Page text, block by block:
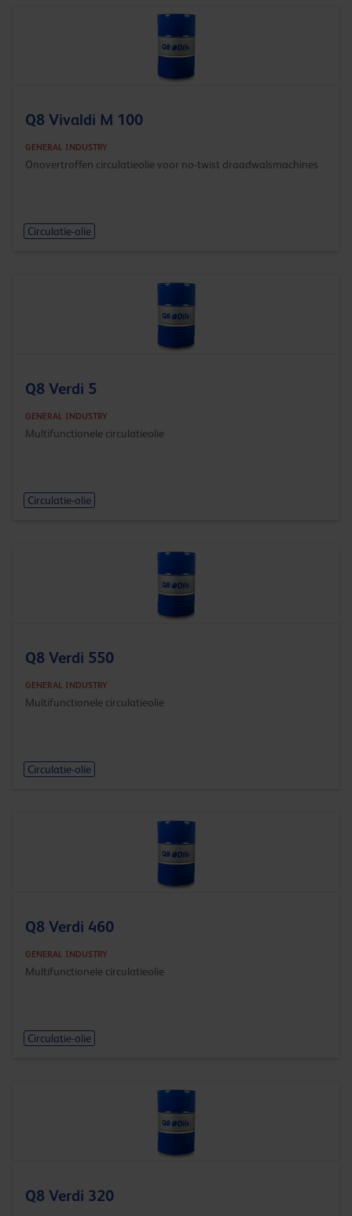
Q8 Vivaldi M 100
GENERAL INDUSTRY
Onovertroffen circulatieolie voor no-twist draadwalsmachines
Circulatie-olie
Q8 Verdi 5
GENERAL INDUSTRY
Multifunctionele circulatieolie
Circulatie-olie
Q8 Verdi 550
GENERAL INDUSTRY
Multifunctionele circulatieolie
Circulatie-olie
Q8 Verdi 460
GENERAL INDUSTRY
Multifunctionele circulatieolie
Circulatie-olie
Q8 Verdi 320